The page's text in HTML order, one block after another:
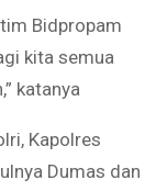
Bidpropam
kita semua
katanya
Kapolres
Dumas dan